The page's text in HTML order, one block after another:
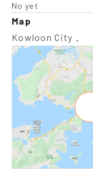
No yet
Map
Kowloon City，